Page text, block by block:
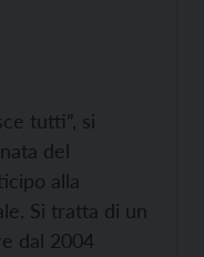
tutti”, si
del
alla
Si tratta di un
dal 2004